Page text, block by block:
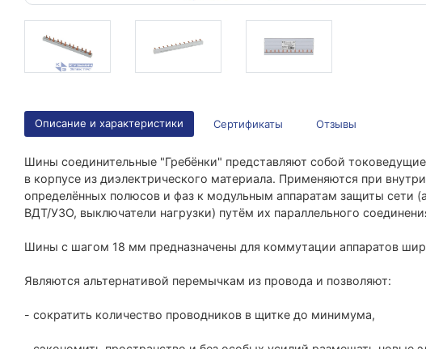
Описание и характеристики Сертификаты Отзывы
Шины соединительные "Гребёнки" представляют собой
в корпусе из диэлектрического материала. Применяются при
определённых полюсов и фаз к модульным аппаратам защиты сети
ВДТ/УЗО, выключатели нагрузки) путём их параллельного
Шины с шагом 18 мм предназначены для коммутации аппаратов
Являются альтернативой перемычкам из провода и позволяют:
- сократить количество проводников в щитке до минимума,